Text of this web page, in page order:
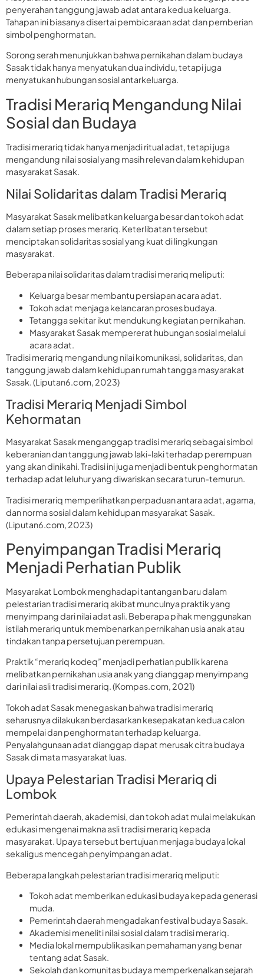
penyerahan tanggung jawab adat antara kedua keluarga.
Tahapan ini biasanya disertai pembicaraan adat dan pemberian
simbol penghormatan.
Sorong serah menunjukkan bahwa pernikahan dalam budaya
Sasak tidak hanya menyatukan dua individu, tetapi juga
menyatukan hubungan sosial antarkeluarga.
Tradisi Merariq Mengandung Nilai
Sosial dan Budaya
Tradisi merariq tidak hanya menjadi ritual adat, tetapi juga
mengandung nilai sosial yang masih relevan dalam kehidupan
masyarakat Sasak.
Nilai Solidaritas dalam Tradisi Merariq
Masyarakat Sasak melibatkan keluarga besar dan tokoh adat
dalam setiap proses merariq. Keterlibatan tersebut
menciptakan solidaritas sosial yang kuat di lingkungan
masyarakat.
Beberapa nilai solidaritas dalam tradisi merariq meliputi:
Keluarga besar membantu persiapan acara adat.
Tokoh adat menjaga kelancaran proses budaya.
Tetangga sekitar ikut mendukung kegiatan pernikahan.
Masyarakat Sasak mempererat hubungan sosial melalui
acara adat.
Tradisi merariq mengandung nilai komunikasi, solidaritas, dan
tanggung jawab dalam kehidupan rumah tangga masyarakat
Sasak. (Liputan6.com, 2023)
Tradisi Merariq Menjadi Simbol
Kehormatan
Masyarakat Sasak menganggap tradisi merariq sebagai simbol
keberanian dan tanggung jawab laki-laki terhadap perempuan
yang akan dinikahi. Tradisi ini juga menjadi bentuk penghormatan
terhadap adat leluhur yang diwariskan secara turun-temurun.
Tradisi merariq memperlihatkan perpaduan antara adat, agama,
dan norma sosial dalam kehidupan masyarakat Sasak.
(Liputan6.com, 2023)
Penyimpangan Tradisi Merariq
Menjadi Perhatian Publik
Masyarakat Lombok menghadapi tantangan baru dalam
pelestarian tradisi merariq akibat munculnya praktik yang
menyimpang dari nilai adat asli. Beberapa pihak menggunakan
istilah merariq untuk membenarkan pernikahan usia anak atau
tindakan tanpa persetujuan perempuan.
Praktik “merariq kodeq” menjadi perhatian publik karena
melibatkan pernikahan usia anak yang dianggap menyimpang
dari nilai asli tradisi merariq. (Kompas.com, 2021)
Tokoh adat Sasak menegaskan bahwa tradisi merariq
seharusnya dilakukan berdasarkan kesepakatan kedua calon
mempelai dan penghormatan terhadap keluarga.
Penyalahgunaan adat dianggap dapat merusak citra budaya
Sasak di mata masyarakat luas.
Upaya Pelestarian Tradisi Merariq di
Lombok
Pemerintah daerah, akademisi, dan tokoh adat mulai melakukan
edukasi mengenai makna asli tradisi merariq kepada
masyarakat. Upaya tersebut bertujuan menjaga budaya lokal
sekaligus mencegah penyimpangan adat.
Beberapa langkah pelestarian tradisi merariq meliputi:
Tokoh adat memberikan edukasi budaya kepada generasi
muda.
Pemerintah daerah mengadakan festival budaya Sasak.
Akademisi meneliti nilai sosial dalam tradisi merariq.
Media lokal mempublikasikan pemahaman yang benar
tentang adat Sasak.
Sekolah dan komunitas budaya memperkenalkan sejarah